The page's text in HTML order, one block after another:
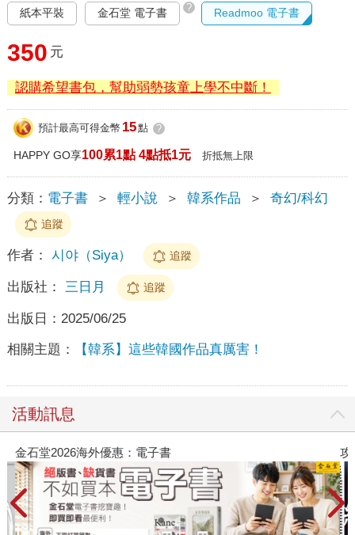
紙本平裝 金石堂 電子書 ? Readmoo 電子書
350 元
認購希望書包，幫助弱勢孩童上學不中斷！
預計最高可得金幣 15點 ?
HAPPY GO享100累1點 4點抵1元 折抵無上限
分類： 電子書 ＞ 輕小說 ＞ 韓系作品 ＞ 奇幻/科幻
追蹤
作者： 시야（Siya） 追蹤
出版社： 三日月 追蹤
出版日： 2025/06/25
相關主題： 【韓系】這些韓國作品真厲害！
活動訊息
金石堂2026海外優惠：電子書 攻